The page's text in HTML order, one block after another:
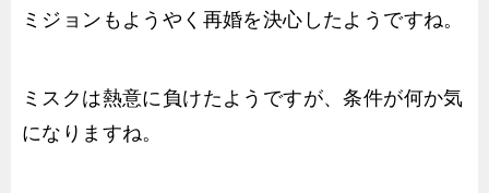
ミジョンもようやく再婚を決心したようですね。
ミスクは熱意に負けたようですが、条件が何か気
になりますね。